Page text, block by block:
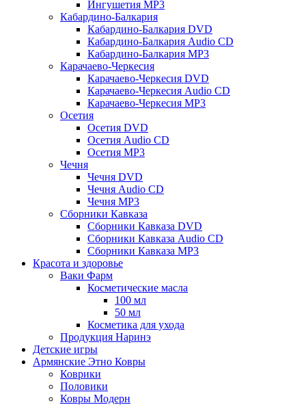
Ингушетия MP3
Кабардино-Балкария
Кабардино-Балкария DVD
Кабардино-Балкария Audio CD
Кабардино-Балкария MP3
Карачаево-Черкесия
Карачаево-Черкесия DVD
Карачаево-Черкесия Audio CD
Карачаево-Черкесия MP3
Осетия
Осетия DVD
Осетия Audio CD
Осетия MP3
Чечня
Чечня DVD
Чечня Audio CD
Чечня MP3
Сборники Кавказа
Сборники Кавказа DVD
Сборники Кавказа Audio CD
Сборники Кавказа MP3
Красота и здоровье
Ваки Фарм
Косметические масла
100 мл
50 мл
Косметика для ухода
Продукция Наринэ
Детские игры
Армянские Этно Ковры
Коврики
Половики
Ковры Модерн